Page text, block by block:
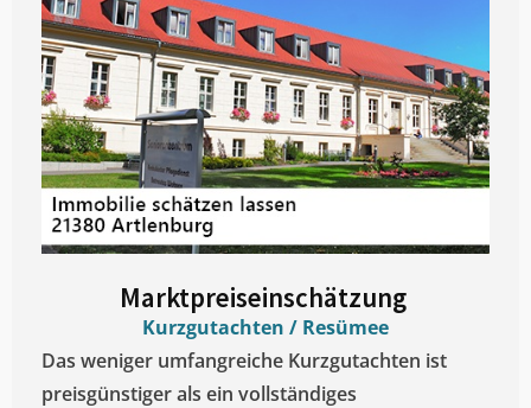
Marktpreiseinschätzung ​
Kurzgutachten / Resümee
Das weniger umfangreiche Kurzgutachten ist
preisgünstiger als ein vollständiges